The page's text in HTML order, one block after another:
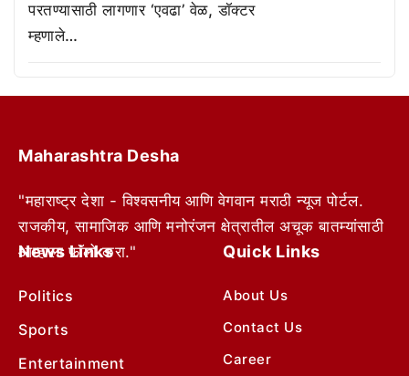
परतण्यासाठी लागणार ‘एवढा’ वेळ, डॉक्टर
म्हणाले…
Maharashtra Desha
"महाराष्ट्र देशा - विश्वसनीय आणि वेगवान मराठी न्यूज पोर्टल.
राजकीय, सामाजिक आणि मनोरंजन क्षेत्रातील अचूक बातम्यांसाठी
आम्हाला फॉलो करा."
News Links
Politics
Sports
Entertainment
Quick Links
About Us
Contact Us
Career